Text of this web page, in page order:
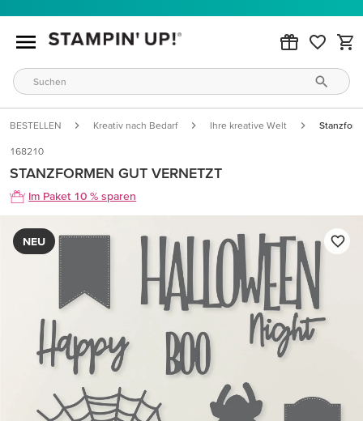
BESTELLEN Kreativ nach Bedarf Ihre kreative Welt
168210
STANZFORMEN GUT VERNETZT
Im Paket 10 % sparen
NEU